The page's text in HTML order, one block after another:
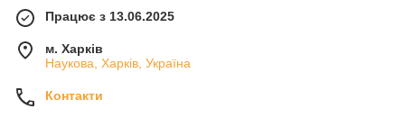
Працює з 13.06.2025
м. Харків
Наукова, Харків, Україна
Контакти